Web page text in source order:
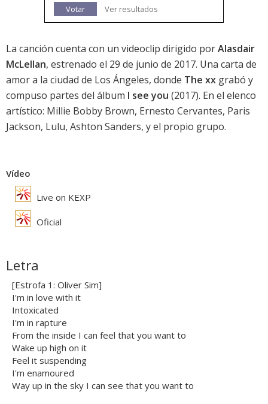
Votar
Ver resultados
La canción cuenta con un videoclip dirigido porAlasdair
McLellan, estrenado el 29 de junio de 2017. Una carta de
amor a la ciudad de Los Ángeles, donde The xx grabó y
compuso partes del álbum I see you (2017). En el elenco
artístico: Millie Bobby Brown, Ernesto Cervantes, Paris
Jackson, Lulu, Ashton Sanders, y el propio grupo.
Vídeo
Live on KEXP
Oficial
Letra
[Estrofa 1: Oliver Sim]
I'm in love with it
Intoxicated
I'm in rapture
From the inside I can feel that you want to
Wake up high on it
Feel it suspending
I'm enamoured
Way up in the sky I can see that you want to